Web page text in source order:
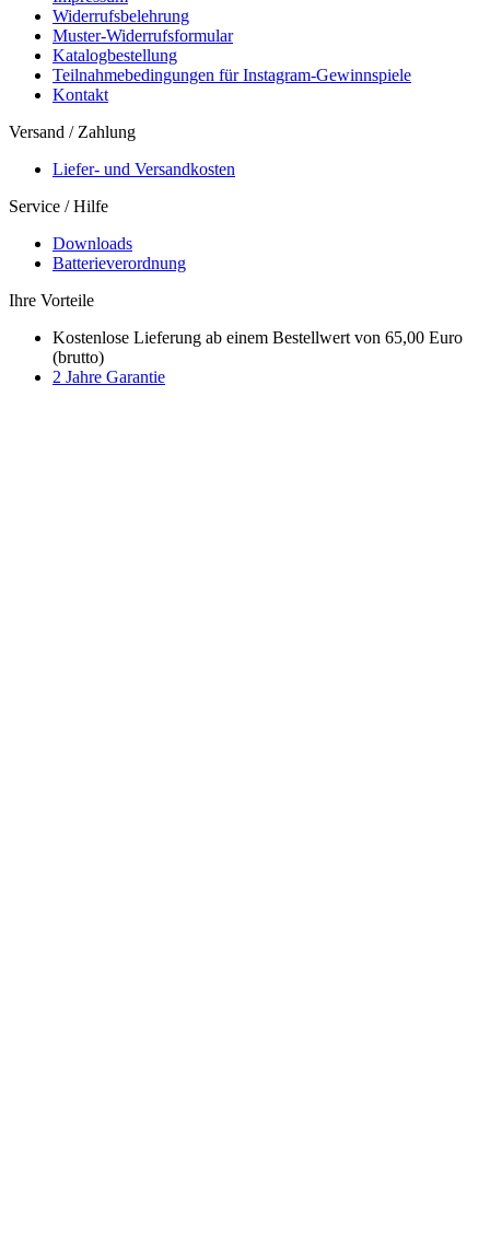
Widerrufsbelehrung
Muster-Widerrufsformular
Katalogbestellung
Teilnahmebedingungen für Instagram-Gewinnspiele
Kontakt
Versand / Zahlung
Liefer- und Versandkosten
Service / Hilfe
Downloads
Batterieverordnung
Ihre Vorteile
Kostenlose Lieferung ab einem Bestellwert von 65,00 Euro
(brutto)
2 Jahre Garantie